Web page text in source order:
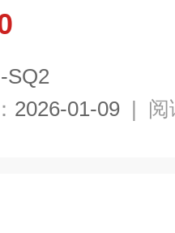
SQ2
2026-01-09 | 阅